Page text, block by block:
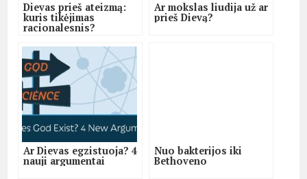
Dievas prieš ateizmą:
kuris tikėjimas
racionalesnis?
Ar mokslas liudija už ar
prieš Dievą?
Ar Dievas egzistuoja? 4
nauji argumentai
Nuo bakterijos iki
Bethoveno